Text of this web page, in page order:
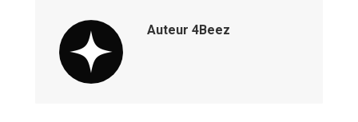
Auteur 4Beez